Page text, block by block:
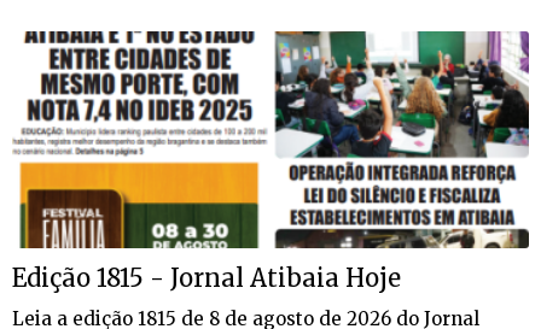
Edição 1815 - Jornal Atibaia Hoje
Leia a edição 1815 de 8 de agosto de 2026 do Jornal